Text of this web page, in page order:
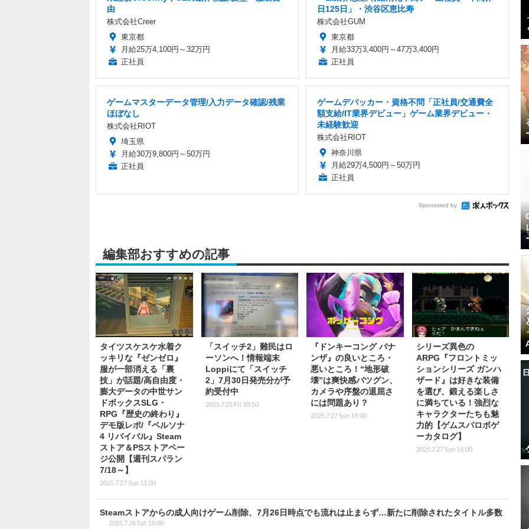
由
株式会社Creer
東京都
月給25万4,100円～32万円
正社員
日125日」・渋谷区恵比寿
株式会社GUM
東京都
月給33万3,400円～47万3,400円
正社員
ゲームマスターデータ管理/入力データ確認/残業
ほぼなし
株式会社RIOT
埼玉県
月給30万9,800円～50万円
正社員
ゲームデバッカー・資格不問「正社員/交通費全
額支給/IT業界デビュー」ゲーム業界デビュー・
未経験歓迎
株式会社RIOT
神奈川県
月給29万4,500円～50万円
正社員
Sponsored by
編集部おすすめの記事
タイツスケスケ水着ク
ッキリな『ゼンゼロ』
服が一部消える「裏
技」が話題/高自由度・
膨大データの中世サン
ドボックスSLG・
RPG『歴史の終わり』
デモ版レポ/『ペルソナ
4 リバイバル』Steam
ストア＆PSストアペー
ジ公開【週刊スパラン
7/18～】
2025.7.27 Sun 11:00
「スイッチ2」難民はロ
ーソンへ！情報端末
Loppiにて「スイッチ
2」7月30日発売分が予
約受付中
2025.7.25 Fri 10:50
『ドンキーコング バナ
ンザ』の良いところ・
悪いところ！“地形破
壊”は爽快感バツグン、
カメラや序盤の退屈さ
には問題あり？
2025.7.27 Sun 19:00
シリーズ異色の
ARPG『フロントミッ
ションシリーズ ガンハ
ザード』は好きな装備
を選び、鍛える楽しさ
に満ちている！強烈な
キャラクターたちも魅
力的【ゲムスパロボゲ
ーカタログ】
2025.7.27 Sun 14:00
Steamストアからの成人向けゲーム削除、7月26日時点でも流れは止まらず…新たに削除されたタイトル多数
2025.7.26 Sat 18:00